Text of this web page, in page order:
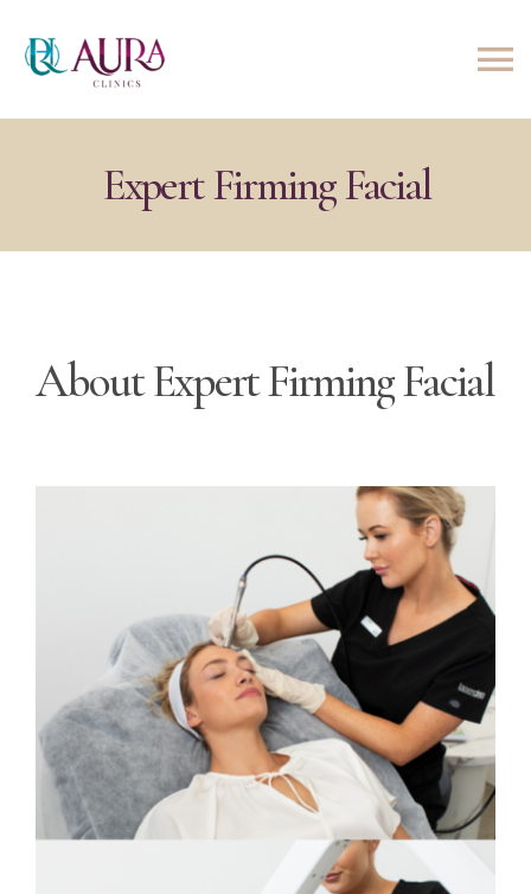
NUTRITION
Expert Firming Facial
About Expert Firming Facial